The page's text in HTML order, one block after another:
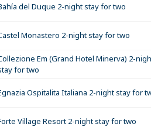
del Duque 2-night stay for two
Monastero 2-night stay for two
Em (Grand Hotel Minerva) 2-
for two
Ospitalita Italiana 2-night stay for
Village Resort 2-night stay for two